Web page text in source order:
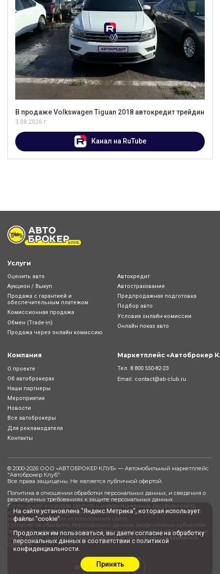
На сайте установлена "Яндекс.Метрика", которая использует
файлы "cookie"
Продолжая им пользоваться, вы даетесогласиена обработку
персональных данных в соответствии сполитикой
конфиденциальности.
Принять
В продаже Volkswagen Tiguan 2018 автокредит трейдин
3.08.2026 г.
Канал на RuTube
Услуги
Оценить авто
Аукцион / Выкуп
Продажа с гарантией и
обеспечительным платежом
Комиссионная продажа
Обмен (Trade-in)
Продажа через онлайн комиссию
Автокредит
Автострахование
Предпродажная подготовка
Подбор авто
Условия онлайн-комиcсии
Онлайн показ авто
Компания
О проекте
Об автоброкерах
Наши партнеры
Мероприятия
Новости
Все автоброкеры
Для рекламодателя
Контакты
Маркетплейс «Автоброкер
Тел. 8 800 550-82-23
Email: contact@ab-club.ru
© 2000-2026 ООО «АВТОБРОКЕР КЛУБ» — Автомобильный маркетплейс
"Автоброкер Клуб".
Все права защищены. Не является публичной офертой.
Политика в отношении обработки персональных данных, и сведения о
реализуемых требованиях к защите персональных данных
Соглашение о порядке доступа к информационным ресурсам сайта,
использования информации сайта, и предоставления пользователем
информации в целях использования сайта
Согласие на обработку персональных данных, разрешенных субъектом
персональных данных для распространения в случае опубликования на
сайте имени, и (или) фотоизображения, и (или) видеоизображения
субъекта
Вход сотрудника 0+